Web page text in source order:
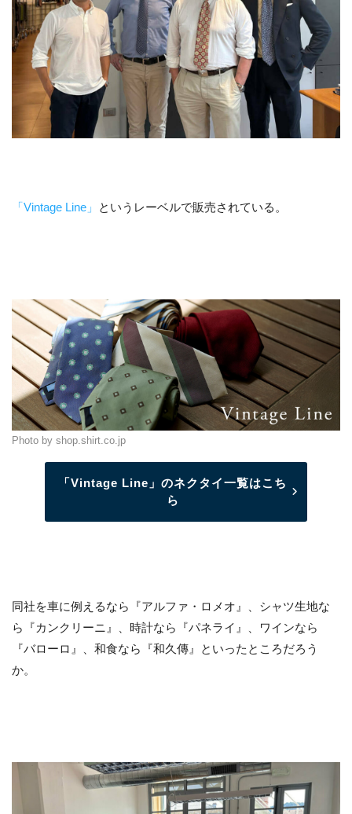
「Vintage Line」 というレーベルで販売されている。
Photo by shop.shirt.co.jp
「Vintage Line」のネクタイ一覧はこち
ら
同社を車に例えるなら『アルファ・ロメオ』、シャツ生地な
ら『カンクリーニ』、時計なら『パネライ』、ワインなら
『バローロ』、和食なら『和久傳』といったところだろう
か。